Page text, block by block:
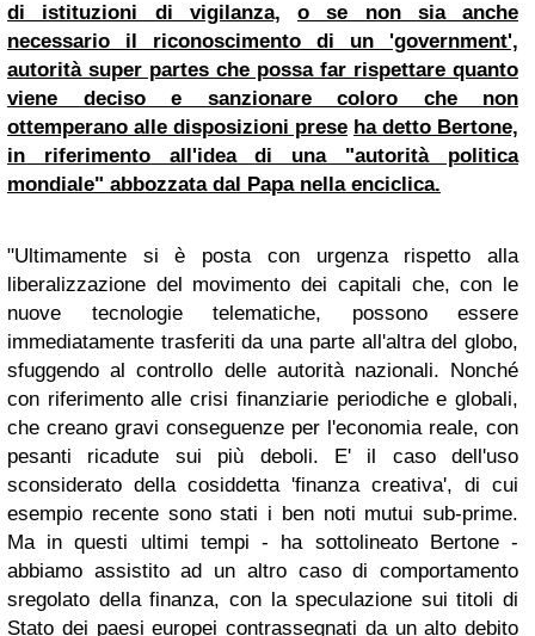
di istituzioni di vigilanza,
o se non sia anche
necessario il riconoscimento di un 'government',
autorità super partes che possa far rispettare quanto
viene deciso e sanzionare coloro che non
ottemperano alle disposizioni prese ha detto Bertone,
in riferimento all'idea di una "autorità politica
mondiale" abbozzata dal Papa nella enciclica.
"Ultimamente si è posta con urgenza rispetto alla
liberalizzazione del movimento dei capitali che, con le
nuove tecnologie telematiche, possono essere
immediatamente trasferiti da una parte all'altra del globo,
sfuggendo al controllo delle autorità nazionali. Nonché
con riferimento alle crisi finanziarie periodiche e globali,
che creano gravi conseguenze per l'economia reale, con
pesanti ricadute sui più deboli. E' il caso dell'uso
sconsiderato della cosiddetta 'finanza creativa', di cui
esempio recente sono stati i ben noti mutui sub-prime.
Ma in questi ultimi tempi - ha sottolineato Bertone -
abbiamo assistito ad un altro caso di comportamento
sregolato della finanza, con la speculazione sui titoli di
Stato dei paesi europei contrassegnati da un alto debito